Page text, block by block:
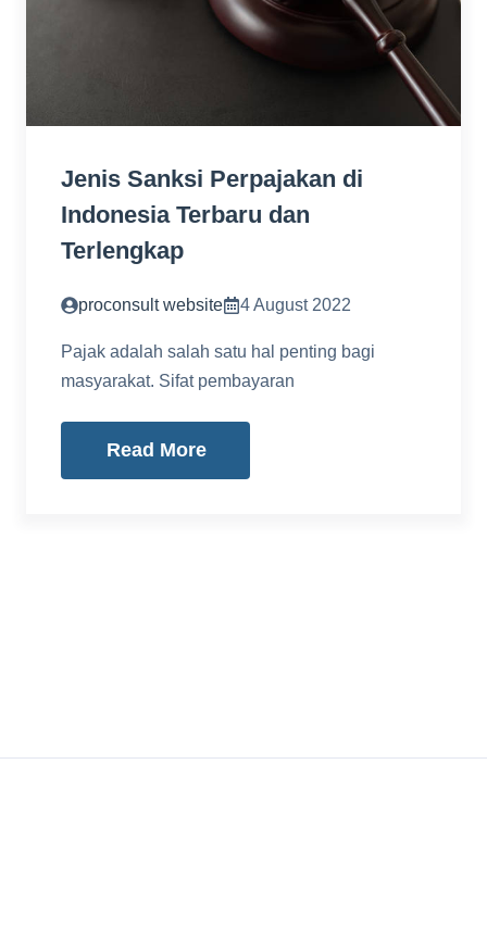
Jenis Sanksi Perpajakan di
Indonesia Terbaru dan
Terlengkap
proconsult website 4 August 2022
Pajak adalah salah satu hal penting bagi
masyarakat. Sifat pembayaran
Read More